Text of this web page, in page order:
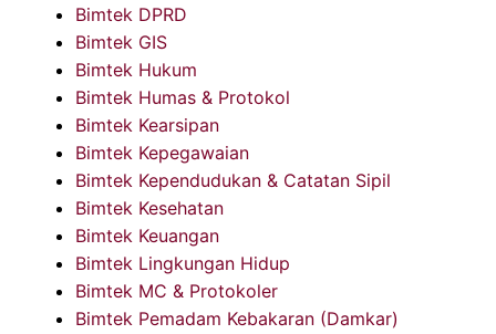
Bimtek DPRD
Bimtek GIS
Bimtek Hukum
Bimtek Humas & Protokol
Bimtek Kearsipan
Bimtek Kepegawaian
Bimtek Kependudukan & Catatan Sipil
Bimtek Kesehatan
Bimtek Keuangan
Bimtek Lingkungan Hidup
Bimtek MC & Protokoler
Bimtek Pemadam Kebakaran (Damkar)